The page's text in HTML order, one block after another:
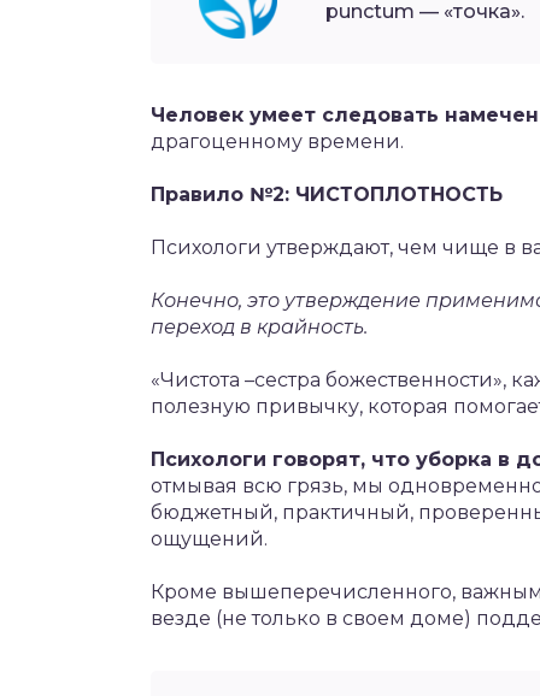
punctum — «точка».
Человек умеет следовать
драгоценному времени.
Правило №2: ЧИСТОПЛОТНОСТЬ
Психологи утверждают, чем чище в
Конечно, это утверждение
переход в крайность.
«Чистота –сестра божественности»,
полезную привычку, которая
Психологи говорят, что уборка в
отмывая всю грязь, мы
бюджетный, практичный,
ощущений.
Кроме вышеперечисленного,
везде (не только в своем доме)